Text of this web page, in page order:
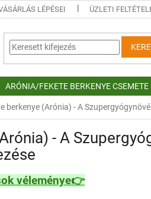
LÉPÉSEI ÜZLETI
ARÓNIA/FEKETE BERKENYE CSEMETE
berkenye (Arónia) - A
- A
véleménye👉